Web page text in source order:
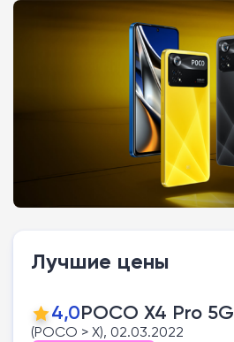
Лучшие цены
4,0POCO X4 Pro 5G
(POCO > X), 02.03.2022